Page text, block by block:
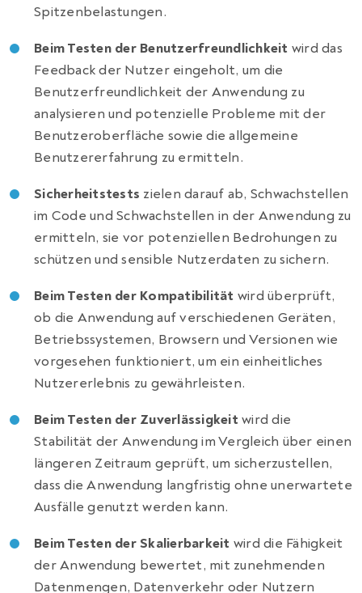
Spitzenbelastungen.
Beim Testen der Benutzerfreundlichkeit wird das
Feedback der Nutzer eingeholt, um die
Benutzerfreundlichkeit der Anwendung zu
analysieren und potenzielle Probleme mit der
Benutzeroberfläche sowie die allgemeine
Benutzererfahrung zu ermitteln.
Sicherheitstests zielen darauf ab, Schwachstellen
im Code und Schwachstellen in der Anwendung zu
ermitteln, sie vor potenziellen Bedrohungen zu
schützen und sensible Nutzerdaten zu sichern.
Beim Testen der Kompatibilität wird überprüft,
ob die Anwendung auf verschiedenen Geräten,
Betriebssystemen, Browsern und Versionen wie
vorgesehen funktioniert, um ein einheitliches
Nutzererlebnis zu gewährleisten.
Beim Testen der Zuverlässigkeit wird die
Stabilität der Anwendung im Vergleich über einen
längeren Zeitraum geprüft, um sicherzustellen,
dass die Anwendung langfristig ohne unerwartete
Ausfälle genutzt werden kann.
Beim Testen der Skalierbarkeit wird die Fähigkeit
der Anwendung bewertet, mit zunehmenden
Datenmengen, Datenverkehr oder Nutzern